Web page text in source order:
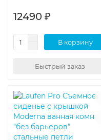
12490 ₽
В корзину
Быстрый заказ